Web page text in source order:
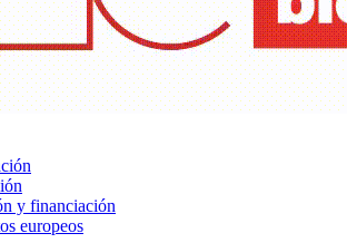
y financiación
europeos